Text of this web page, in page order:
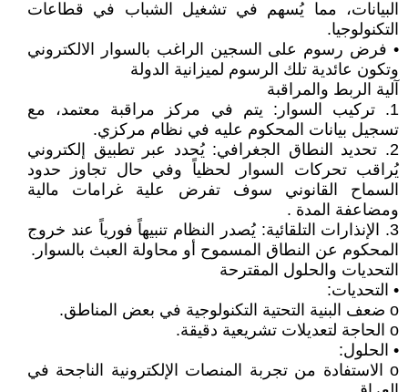
البيانات، مما يُسهم في تشغيل الشباب في قطاعات
التكنولوجيا.
• فرض رسوم على السجين الراغب بالسوار الالكتروني
وتكون عائدية تلك الرسوم لميزانية الدولة
آلية الربط والمراقبة
1. تركيب السوار: يتم في مركز مراقبة معتمد، مع
تسجيل بيانات المحكوم عليه في نظام مركزي.
2. تحديد النطاق الجغرافي: يُحدد عبر تطبيق إلكتروني
يُراقب تحركات السوار لحظياً وفي حال تجاوز حدود
السماح القانوني سوف تفرض علية غرامات مالية
ومضاعفة المدة .
3. الإنذارات التلقائية: يُصدر النظام تنبيهاً فورياً عند خروج
المحكوم عن النطاق المسموح أو محاولة العبث بالسوار.
التحديات والحلول المقترحة
• التحديات:
o ضعف البنية التحتية التكنولوجية في بعض المناطق.
o الحاجة لتعديلات تشريعية دقيقة.
• الحلول:
o الاستفادة من تجربة المنصات الإلكترونية الناجحة في